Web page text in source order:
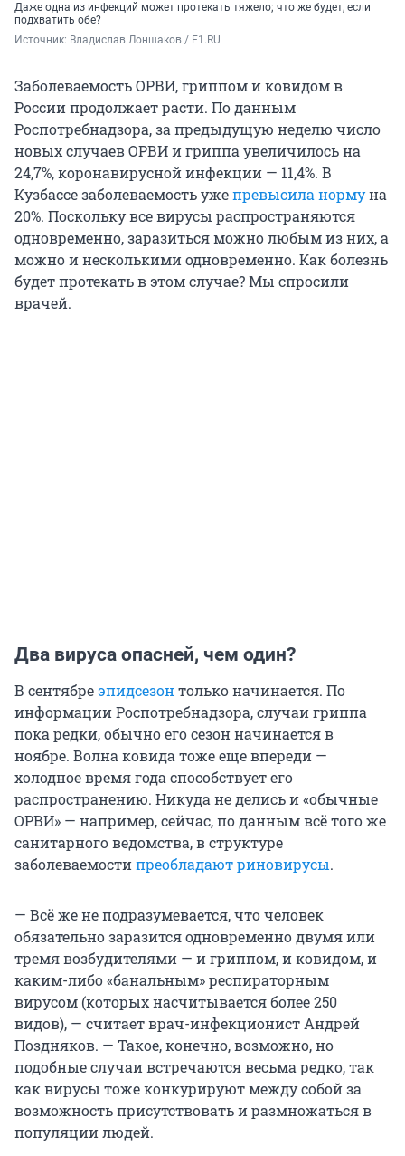
Даже одна из инфекций может протекать тяжело; что же будет, если
подхватить обе?
Источник: Владислав Лоншаков / E1.RU
Заболеваемость ОРВИ, гриппом и ковидом в
России продолжает расти. По данным
Роспотребнадзора, за предыдущую неделю число
новых случаев ОРВИ и гриппа увеличилось на
24,7%, коронавирусной инфекции — 11,4%. В
Кузбассе заболеваемость ужепревысила нормуна
20%. Поскольку все вирусы распространяются
одновременно, заразиться можно любым из них, а
можно и несколькими одновременно. Как болезнь
будет протекать в этом случае? Мы спросили
врачей.
Два вируса опасней, чем один?
В сентябреэпидсезонтолько начинается. По
информации Роспотребнадзора, случаи гриппа
пока редки, обычно его сезон начинается в
ноябре. Волна ковида тоже еще впереди —
холодное время года способствует его
распространению. Никуда не делись и «обычные
ОРВИ» — например, сейчас, по данным всё того же
санитарного ведомства, в структуре
заболеваемостипреобладают риновирусы.
— Всё же не подразумевается, что человек
обязательно заразится одновременно двумя или
тремя возбудителями — и гриппом, и ковидом, и
каким-либо «банальным» респираторным
вирусом (которых насчитывается более 250
видов), — считает врач-инфекционист Андрей
Поздняков. — Такое, конечно, возможно, но
подобные случаи встречаются весьма редко, так
как вирусы тоже конкурируют между собой за
возможность присутствовать и размножаться в
популяции людей.